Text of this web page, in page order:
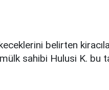
belirten
sahibi Hulusi K. bu